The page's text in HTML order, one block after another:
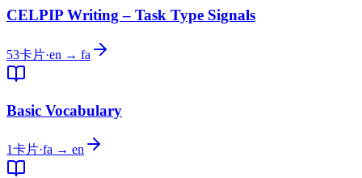
CELPIP Writing – Task Type Signals
53卡片·en → fa
Basic Vocabulary
1卡片·fa → en